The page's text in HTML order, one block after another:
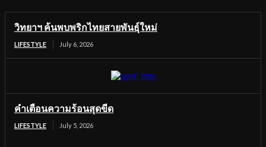
วิทยาฯ ค้นพบพริกไทยสายพันธุ์ใหม่
LIFESTYLE July 6, 2026
คำเตือนความร้อนสุดขีด
LIFESTYLE July 5, 2026